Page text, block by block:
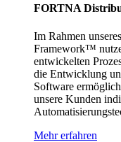
FORTNA
Im Rahmen
Framework™
entwickelten
die Entwicklung
Software
unsere Kunden
Mehr erfahren